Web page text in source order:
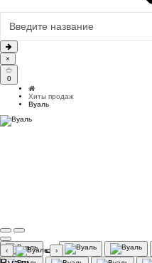
×
0
Хиты продаж
Вуаль
‹ ›